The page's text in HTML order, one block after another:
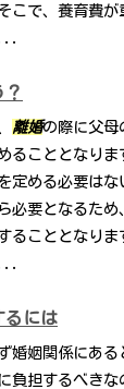
こで、養育費
離婚の際に父母
ることとなり
定める必要は
必要となるため
ることとなり
るには
婚姻関係にあ
負担するべきな